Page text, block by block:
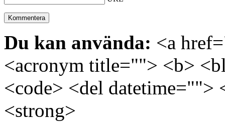
Du kan använda: <a
<acronym title=""> <b>
<code> <del
<strong>